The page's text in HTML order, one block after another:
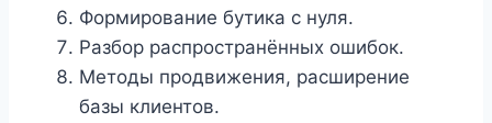
Формирование бутика с нуля.
Разбор распространённых ошибок.
Методы продвижения, расширение
базы клиентов.